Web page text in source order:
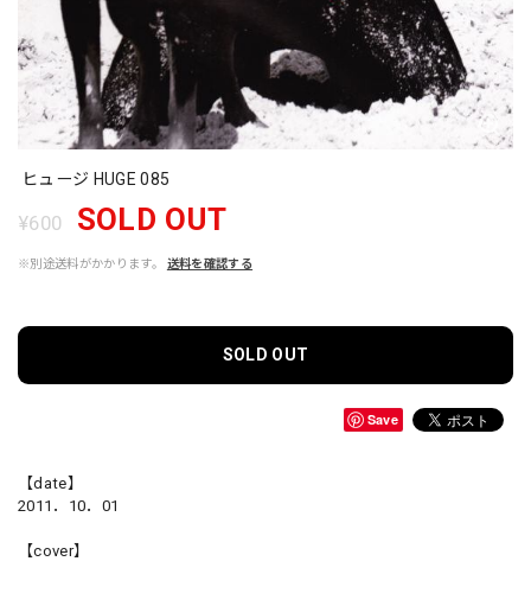
ヒュージ HUGE 085
¥600 SOLD OUT
※別途送料がかかります。 送料を確認する
SOLD OUT
Save
【date】
2011．10．01
【cover】